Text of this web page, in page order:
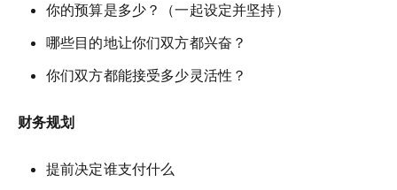
你的预算是多少？（一起设定并坚持）
哪些目的地让你们双方都兴奋？
你们双方都能接受多少灵活性？
财务规划
提前决定谁支付什么